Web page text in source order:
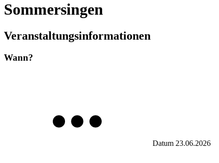
Sommersingen
Veranstaltungsinformationen
Wann?
Datum 23.06.2026